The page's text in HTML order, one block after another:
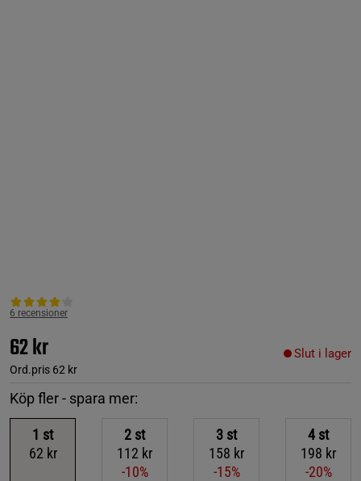
6 recensioner
62 kr
Ord.pris 62 kr
Slut i lager
Köp fler - spara mer:
1 st
62 kr
2 st
112 kr
-10%
3 st
158 kr
-15%
4 st
198 kr
-20%